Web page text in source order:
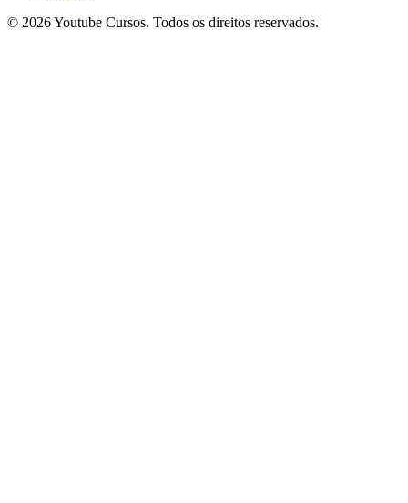
© 2026 Youtube Cursos. Todos os direitos reservados.